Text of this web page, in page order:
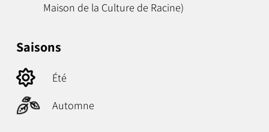
Maison de la Culture de Racine)
Saisons
Été
Automne